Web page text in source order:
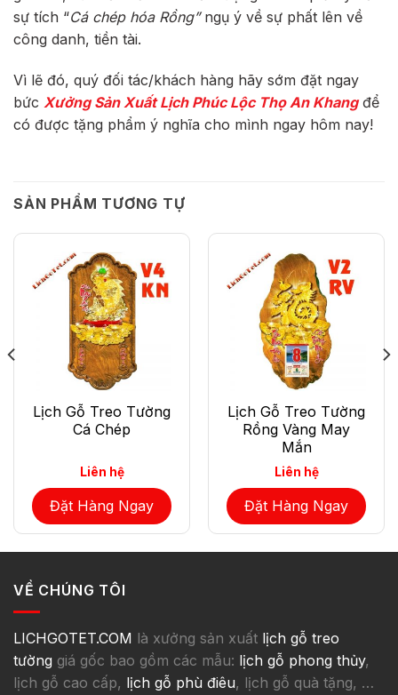
sự tích “Cá chép hóa Rồng”ngụ ý về sự phất lên về
công danh, tiền tài.
Vì lẽ đó, quý đối tác/khách hàng hãy sớm đặt ngay
bức Xưởng Sản Xuất Lịch Phúc Lộc Thọ An Khangđể
có được tặng phẩm ý nghĩa cho mình ngay hôm nay!
SẢN PHẨM TƯƠNG TỰ
Lịch Gỗ Treo Tường
Cá Chép
Liên hệ
Đặt Hàng Ngay
Lịch Gỗ Treo Tường
Rồng Vàng May
Mắn
Liên hệ
Đặt Hàng Ngay
VỀ CHÚNG TÔI
LICHGOTET.COM là xưởng sản xuất lịch gỗ treo
tường giá gốc bao gồm các mẫu: lịch gỗ phong thủy,
lịch gỗ cao cấp, lịch gỗ phù điêu, lịch gỗ quà tặng, …